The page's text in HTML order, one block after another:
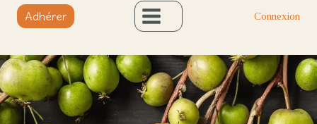
Adhérer Connexion